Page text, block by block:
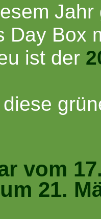
Day Box
ist der
vom
21.